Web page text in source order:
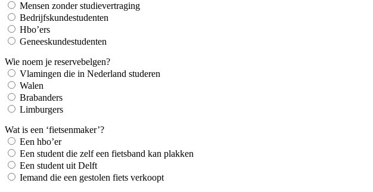
Mensen zonder studievertraging
Bedrijfskundestudenten
Hbo’ers
Geneeskundestudenten
Wie noem je reservebelgen?
Vlamingen die in Nederland studeren
Walen
Brabanders
Limburgers
Wat is een ‘fietsenmaker’?
Een hbo’er
Een student die zelf een fietsband kan plakken
Een student uit Delft
Iemand die een gestolen fiets verkoopt